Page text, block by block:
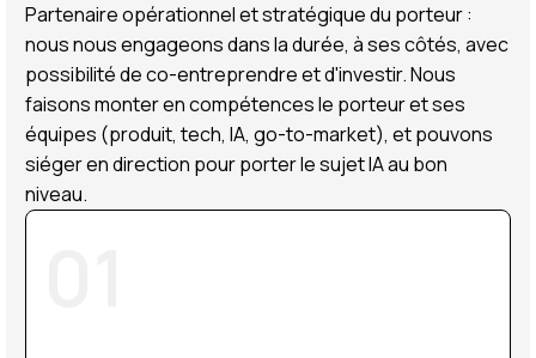
Partenaire opérationnel et stratégique du porteur :
nous nous engageons dans la durée, à ses côtés, avec
possibilité de co-entreprendre et d'investir. Nous
faisons monter en compétences le porteur et ses
équipes (produit, tech, IA, go-to-market), et pouvons
siéger en direction pour porter le sujet IA au bon
niveau.